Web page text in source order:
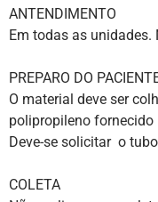
ANTENDIMENTO
Em todas as unidades.
PREPARO DO
O material deve ser
polipropileno fornecido
Deve-se solicitar o
COLETA